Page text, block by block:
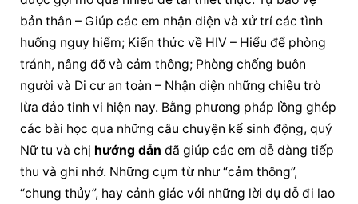
bản thân – Giúp các em nhận diện và xử trí các tình
huống nguy hiểm; Kiến thức về HIV – Hiểu để phòng
tránh, nâng đỡ và cảm thông; Phòng chống buôn
người và Di cư an toàn – Nhận diện những chiêu trò
lừa đảo tinh vi hiện nay. Bằng phương pháp lồng ghép
các bài học qua những câu chuyện kể sinh động, quý
Nữ tu và chị hướng dẫn đã giúp các em dễ dàng tiếp
thu và ghi nhớ. Những cụm từ như “cảm thông”,
“chung thủy”, hay cảnh giác với những lời dụ dỗ đi lao